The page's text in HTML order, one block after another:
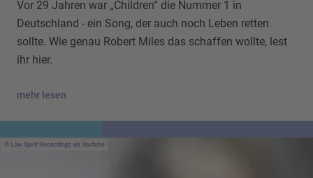
Vor 29 Jahren war „Children“ die Nummer 1 in
Deutschland - ein Song, der auch noch Leben retten
sollte. Wie genau Robert Miles das schaffen wollte, lest
ihr hier.
mehr lesen
Low Spirit Recordings via Youtube